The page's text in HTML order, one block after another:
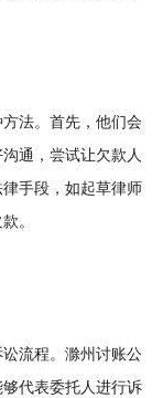
法。首先，他们会
通，尝试让欠款人
手段，如起草律师
。
流程。滁州讨账公
代表委托人进行诉